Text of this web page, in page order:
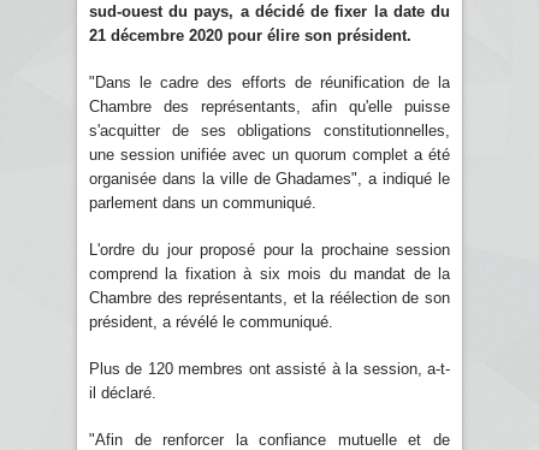
sud-ouest du pays, a décidé de fixer la date du
21 décembre 2020 pour élire son président.
"Dans le cadre des efforts de réunification de la
Chambre des représentants, afin qu'elle puisse
s'acquitter de ses obligations constitutionnelles,
une session unifiée avec un quorum complet a été
organisée dans la ville de Ghadames", a indiqué le
parlement dans un communiqué.
L'ordre du jour proposé pour la prochaine session
comprend la fixation à six mois du mandat de la
Chambre des représentants, et la réélection de son
président, a révélé le communiqué.
Plus de 120 membres ont assisté à la session, a-t-
il déclaré.
"Afin de renforcer la confiance mutuelle et de